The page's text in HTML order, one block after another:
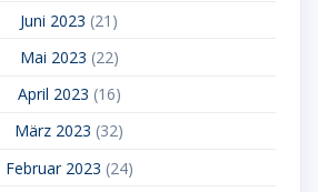
Juni 2023 (21)
Mai 2023 (22)
April 2023 (16)
März 2023 (32)
Februar 2023 (24)